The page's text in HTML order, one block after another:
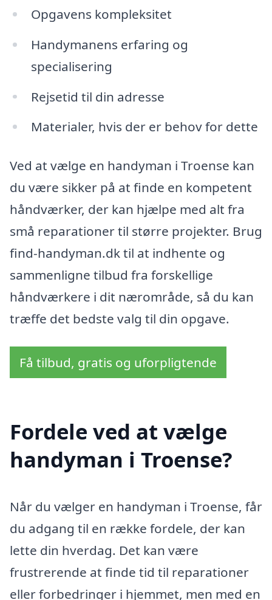
Opgavens kompleksitet
Handymanens erfaring og
specialisering
Rejsetid til din adresse
Materialer, hvis der er behov for dette
Ved at vælge en handyman i Troense kan
du være sikker på at finde en kompetent
håndværker, der kan hjælpe med alt fra
små reparationer til større projekter. Brug
find-handyman.dk til at indhente og
sammenligne tilbud fra forskellige
håndværkere i dit nærområde, så du kan
træffe det bedste valg til din opgave.
Få tilbud, gratis og uforpligtende
Fordele ved at vælge
handyman i Troense?
Når du vælger en handyman i Troense, får
du adgang til en række fordele, der kan
lette din hverdag. Det kan være
frustrerende at finde tid til reparationer
eller forbedringer i hjemmet, men med en